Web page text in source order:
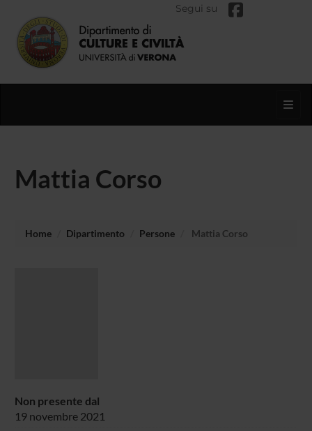
Segui su
Mattia Corso
Home Dipartimento Persone Mattia Corso
Non presente dal
19 novembre 2021